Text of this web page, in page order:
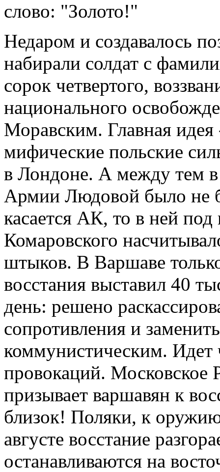
слово: "Золото!"
Недаром и создавалось
набирали солдат с
сорок четвертого,
национального
Моравским. Главная идея
мифические польские
в Лондоне. А между тем
Армии Людовой было не
касается АК, то в ней
Комаровского
штыков. В Варшаве
восстания выставил 40
день: решено
сопротивления и
коммунистическим. Идет
провокаций.
призывает варшавян к
близок! Поляки, к
августе восстание
останавливаются на